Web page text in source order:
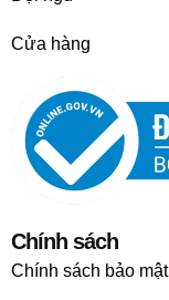
Cửa hàng
Chính sách
Chính sách bảo mật